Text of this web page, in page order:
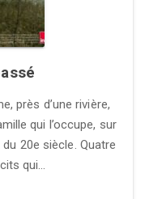
près d’une rivière,
qui l’occupe, sur
20e siècle. Quatre
qui…